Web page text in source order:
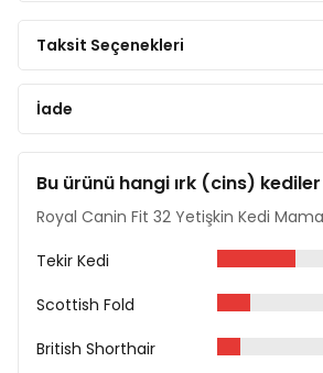
Mineraller
Hidrolize Maya
Analiz Raporu
Kül %7,2
Yağ %15
Diyetsel Lif %4,6
Besin Katkı Maddeleri
Vitamin D3 700 IU
İyot 3,2 mg
Taksit Seçenekleri
İade
Bu ürünü hangi ırk (cins)
Royal Canin Fit 32 Yetişkin Kedi
Tekir Kedi
Scottish Fold
British Shorthair